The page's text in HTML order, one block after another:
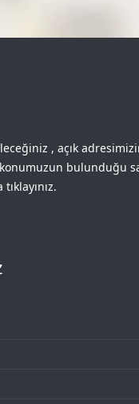
, açık
konumuzun bulunduğu